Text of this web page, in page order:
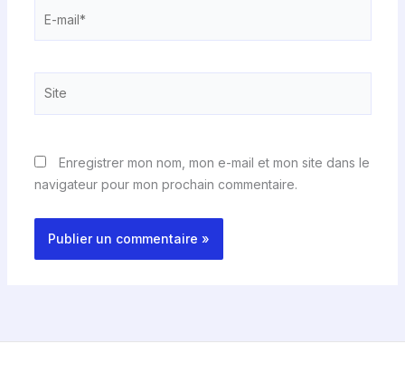
Enregistrer mon nom, mon e-mail et mon site dans le
navigateur pour mon prochain commentaire.